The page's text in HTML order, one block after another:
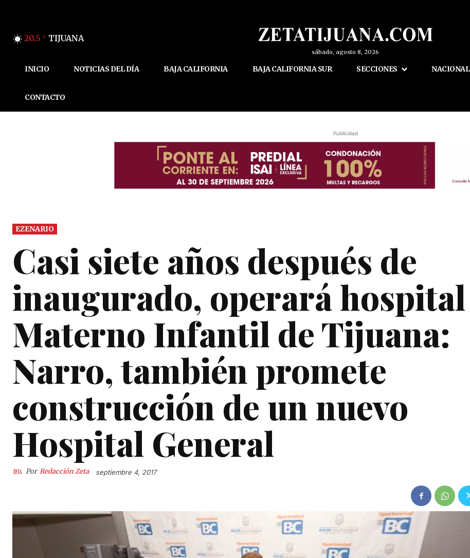
20.5 C TIJUANA
sábado, agosto 8, 2026
INICIO NOTICIAS DEL DÍA BAJA CALIFORNIA BAJA CALIFORNIA SUR SECCIONES NACIONAL
CONTACTO
Publicidad
EZENARIO
Casi siete años después de
inaugurado, operará hospital
Materno Infantil de Tijuana:
Narro, también promete
construcción de un nuevo
Hospital General
Por Redacción Zeta septiembre 4, 2017